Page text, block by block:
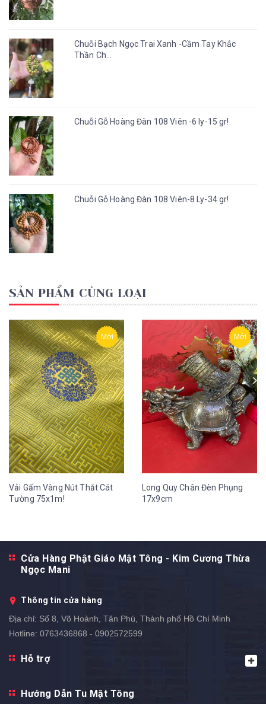
Chuỗi Bạch Ngọc Trai Xanh -Cầm Tay Khắc
Thần Ch...
Chuỗi Gỗ Hoàng Đàn 108 Viên -6 ly-15 gr!
Chuỗi Gỗ Hoàng Đàn 108 Viên-8 Ly-34 gr!
SẢN PHẨM CÙNG LOẠI
Mới
Vải Gấm Vàng Nút Thắt Cát
Tường 75x1m!
Mới
Long Quy Chân Đèn Phụng
17x9cm
Cửa Hàng Phật Giáo Mật Tông - Kim Cương Thừa
Ngọc Mani
Thông tin cửa hàng
Địa chỉ: Số 8, Võ Hoành, Tân Phú, Thành phố Hồ Chí Minh
Hotline: 0763436868 - 0902572599
Hỗ trợ
Hướng Dẫn Tu Mật Tông